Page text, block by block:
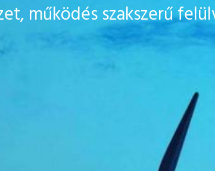
működés szakszerű